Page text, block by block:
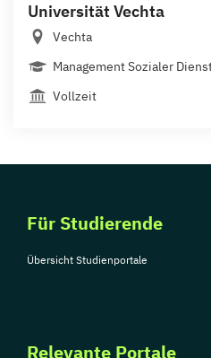
Universität Vechta
Vechta
Management Sozialer
Vollzeit
Für Studierende
Übersicht Studienportale
Relevante Portale